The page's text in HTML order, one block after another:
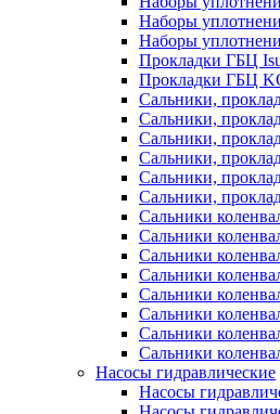
Наборы
Наборы
Прокладки ГБЦ
Прокладки ГБЦ
Сальники,
Сальники,
Сальники,
Сальники,
Сальники,
Сальники,
Сальники
Сальники
Сальники
Сальники
Сальники
Сальники
Сальники
Сальники
Насосы гидравлические
Насосы